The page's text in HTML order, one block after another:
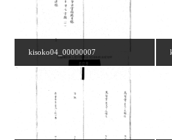
kisoko04_00000007